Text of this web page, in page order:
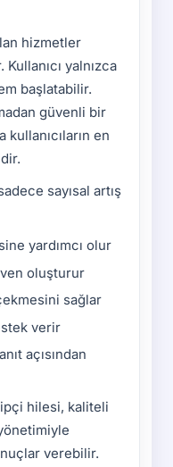
hizmetler
yalnızca
başlatabilir.
güvenli bir
en
sayısal artış
yardımcı olur
oluşturur
sağlar
verir
açısından
hilesi, kaliteli
verebilir.